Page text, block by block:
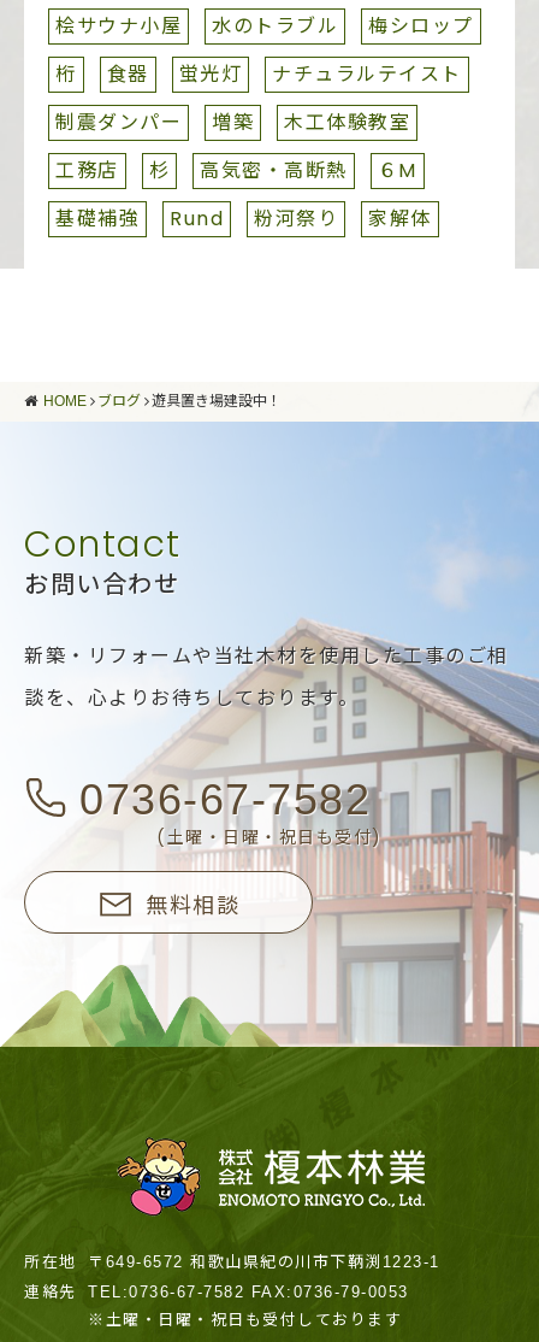
桧サウナ小屋
水のトラブル
梅シロップ
桁
食器 蛍光灯
ナチュラルテイスト
制震ダンパー
増築
木工体験教室
工務店
杉 高気密・高断熱
６M
基礎補強
Rund 粉河祭り 家解体
HOME ブログ 遊具置き場建設中！
お問い合わせ
新築・リフォームや当社木材を使用した工事のご相
談を、 心よりお待ちしております。
0736-67-7582
(土曜・日曜・祝日も受付)
無料相談
所在地
〒649-6572 和歌山県紀の川市下鞆渕1223-1
連絡先
TEL:0736-67-7582 FAX:0736-79-0053
※土曜・日曜・祝日も受付しております